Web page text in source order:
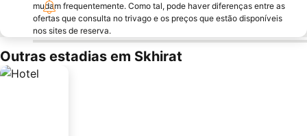
mudam frequentemente. Como tal, pode haver diferenças entre as
ofertas que consulta no trivago e os preços que estão disponíveis
nos sites de reserva.
Outras estadias em Skhirat